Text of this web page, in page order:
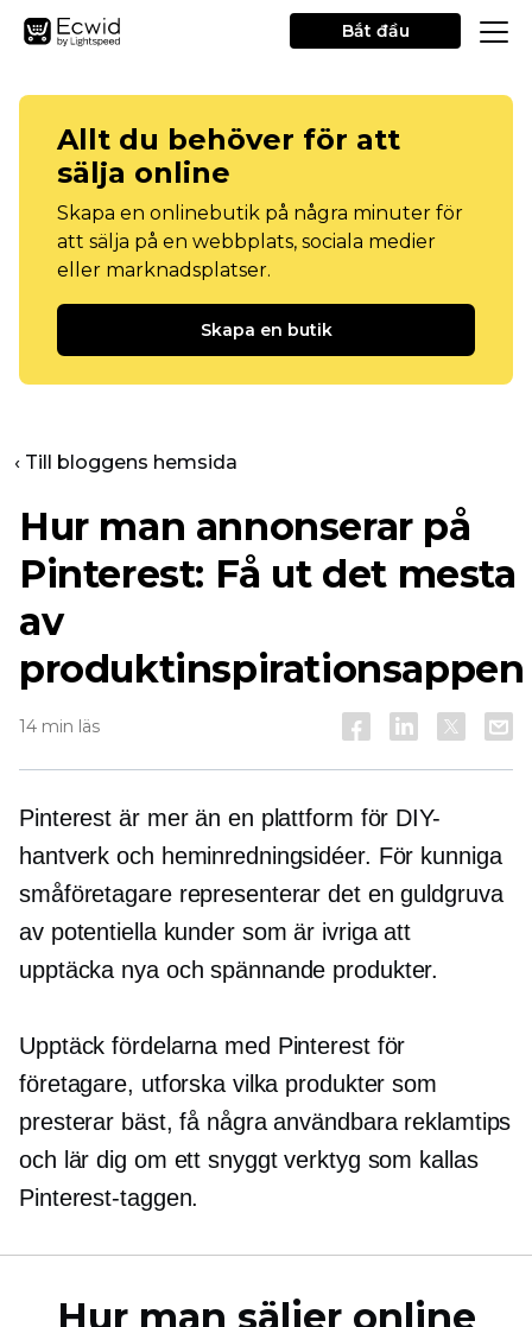
Bắt đầu
Allt du behöver för att
sälja online
Skapa en onlinebutik på några minuter för
att sälja på en webbplats, sociala medier
eller marknadsplatser.
Skapa en butik
‹ Till bloggens hemsida
Hur man annonserar på
Pinterest: Få ut det mesta
av
produktinspirationsappen
14 min läs
Pinterest är mer än en plattform för DIY-
hantverk och heminredningsidéer. För kunniga
småföretagare representerar det en guldgruva
av potentiella kunder som är ivriga att
upptäcka nya och spännande produkter.
Upptäck fördelarna med Pinterest för
företagare, utforska vilka produkter som
presterar bäst, få några användbara reklamtips
och lär dig om ett snyggt verktyg som kallas
Pinterest-taggen.
Hur man säljer online